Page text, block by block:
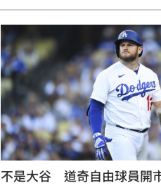
不是大谷 道奇自由球員開